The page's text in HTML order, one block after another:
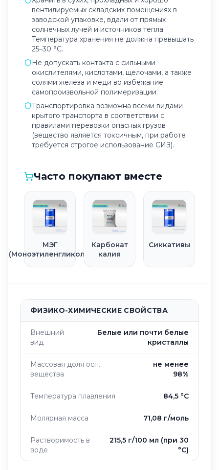
вентилируемых складских помещениях в
заводской упаковке, вдали от прямых
солнечных лучей и источников тепла.
Температура хранения не должна превышать
25–30 °C.
Не допускать контакта с сильными
окислителями, кислотами, щелочами, а также
солями железа и меди во избежание
самопроизвольной полимеризации.
Транспортировка возможна всеми видами
крытого транспорта в соответствии с
правилами перевозки опасных грузов
(вещество является токсичным, при работе
требуется строгое использование СИЗ).
Часто покупают вместе
МЭГ
(Моноэтиленгликоль)
Карбонат
калия
Сиккативы
ФИЗИКО-ХИМИЧЕСКИЕ СВОЙСТВА
Внешний
вид
Белые или почти белые
кристаллы
Массовая доля осн.
вещества
не менее
98%
Температура плавления 84,5 °C
Молярная масса 71,08 г/моль
Растворимость в
воде
215,5 г/100 мл (при 30
°C)